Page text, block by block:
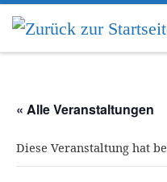
Zum Inhalt springen
« Alle Veranstaltungen
Diese Veranstaltung hat